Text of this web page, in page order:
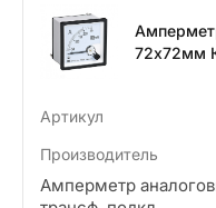
72х72мм
Артикул
Производитель
Амперметр